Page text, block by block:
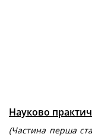
Науково
(Частина перша